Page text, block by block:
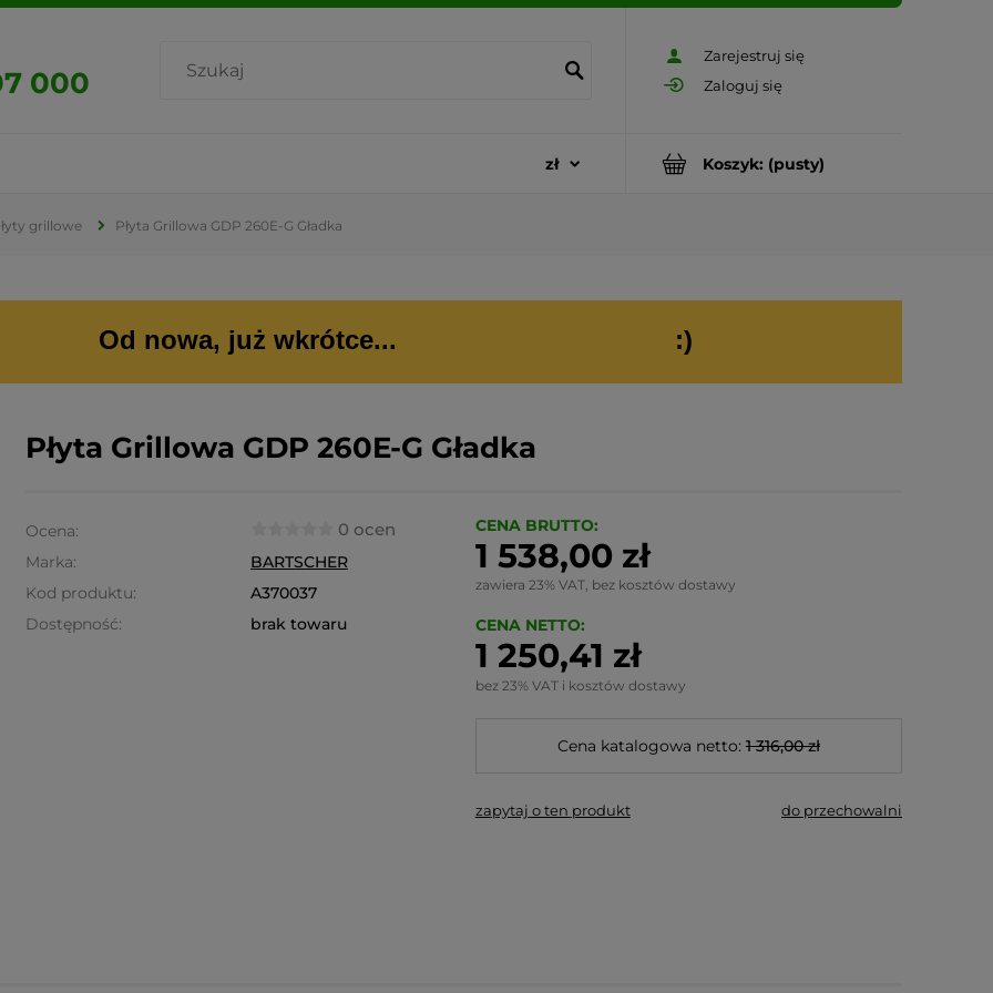
Zarejestruj się
Zaloguj się
000
Koszyk: (pusty)
grillowe Płyta Grillowa GDP 260E-G Gładka
Od nowa, już wkrótce... :)
Płyta Grillowa GDP 260E-G Gładka
Ocena: 0 ocen
Marka:
BARTSCHER
Kod produktu:
A370037
Dostępność:
brak towaru
CENA BRUTTO:
1 538,00 zł
zawiera 23% VAT, bez kosztów dostawy
CENA NETTO:
1 250,41 zł
bez 23% VAT i kosztów dostawy
Cena katalogowa netto: 1 316,00 zł
zapytaj o ten produkt do przechowalni